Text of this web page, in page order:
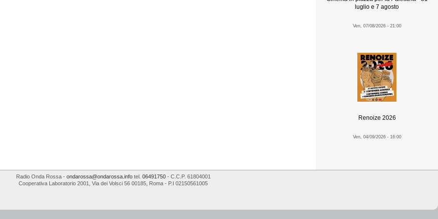
luglio e 7 agosto
Ven, 07/08/2026 - 21:00
Renoize 2026
Ven, 04/09/2026 - 16:00
Radio Onda Rossa- ondarossa@ondarossa.infotel. 06491750- C.C.P. 61804001
Cooperativa Laboratorio 2001
Via dei Volsci 56 00185 Roma - P.I 02150561005